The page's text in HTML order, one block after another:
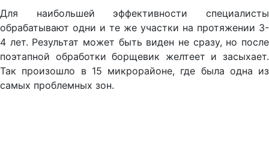
Для наибольшей эффективности специалисты
обрабатывают одни и те же участки на протяжении 3-
4 лет. Результат может быть виден не сразу, но после
поэтапной обработки борщевик желтеет и засыхает.
Так произошло в 15 микрорайоне, где была одна из
самых проблемных зон.